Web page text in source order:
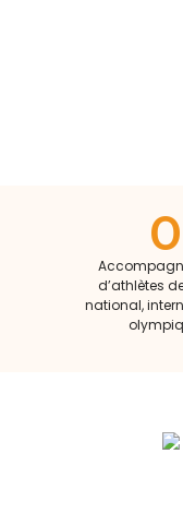
0
d’athlètes
national,